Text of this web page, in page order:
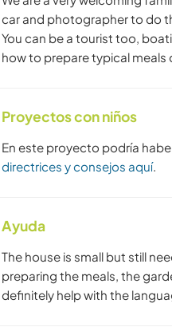
car and photographer to do
You can be a tourist too,
how to prepare typical meals
Proyectos con niños
En este proyecto podría
directrices y consejos aquí.
Ayuda
The house is small but still
preparing the meals, the
definitely help with the